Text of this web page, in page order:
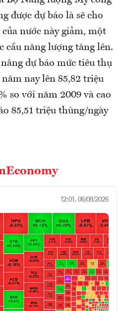
được dự báo là sẽ cho
nước này giảm, một
cầu năng lượng tăng lên.
dự báo mức tiêu thụ
nay lên 85,82 triệu
so với năm 2009 và cao
85,51 triệu thùng/ngày
12:01, 06/08/2026